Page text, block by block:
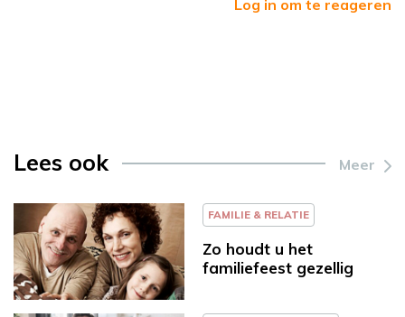
Log in om te reageren
Lees ook Meer
FAMILIE & RELATIE
Zo houdt u het
familiefeest gezellig